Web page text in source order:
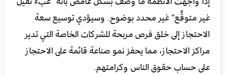
غير متوقَّع” غير محدد بوضوح. وسيؤدي توسيع سعة
الاحتجاز إلى خلق فرص مربحة للشركات الخاصة التي تدير
مراكز الاحتجاز، مما يحفز نمو صناعة قائمة على الاحتجاز
على حساب حقوق الناس وكرامتهم.